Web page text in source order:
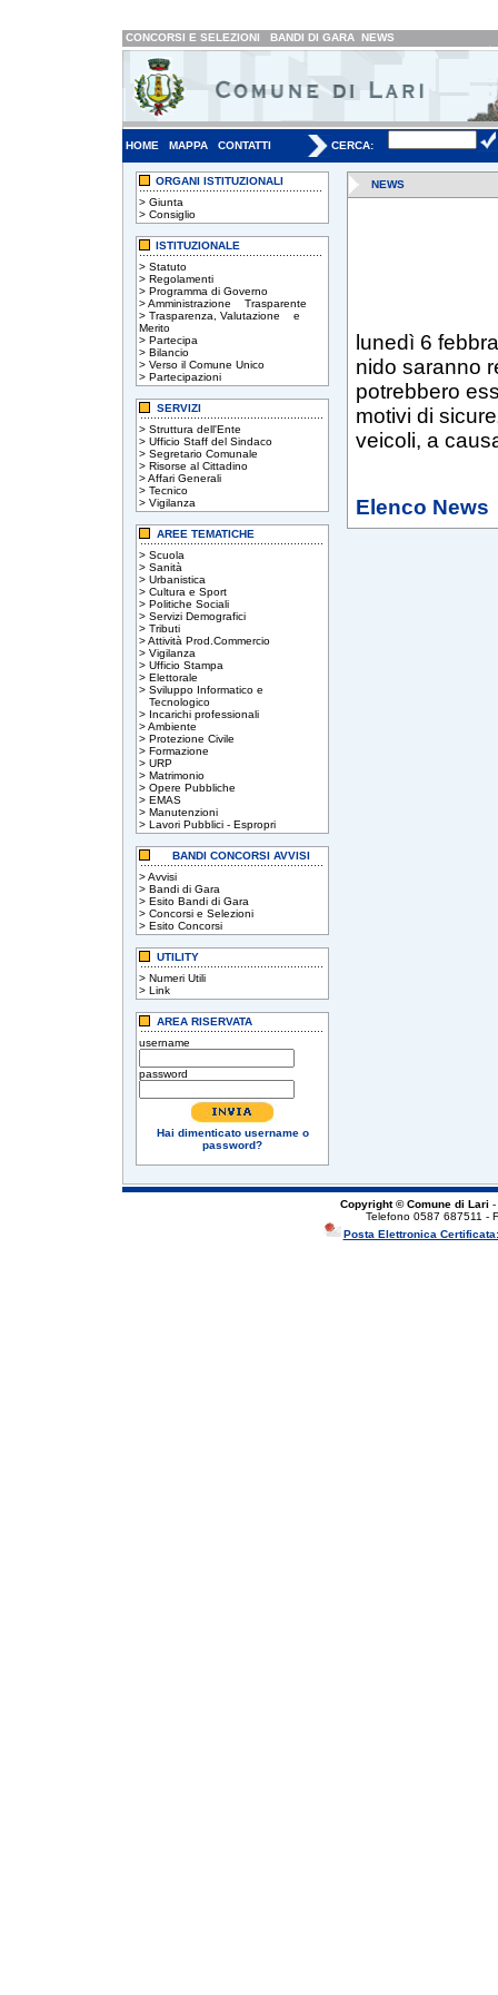
CONCORSI E SELEZIONI BANDI DI GARA NEWS
HOME MAPPA CONTATTI CERCA:
ORGANI ISTITUZIONALI
> Giunta
> Consiglio
ISTITUZIONALE
> Statuto
> Regolamenti
> Programma di Governo
>Amministrazione Trasparente
> Trasparenza, Valutazione e
Merito
> Partecipa
> Bilancio
> Verso il Comune Unico
> Partecipazioni
SERVIZI
> Struttura dell'Ente
> Ufficio Staff del Sindaco
> Segretario Comunale
> Risorse al Cittadino
>Affari Generali
> Tecnico
> Vigilanza
AREE TEMATICHE
> Scuola
> Sanità
> Urbanistica
> Cultura e Sport
> Politiche Sociali
> Servizi Demografici
> Tributi
>Attività Prod.Commercio
> Vigilanza
> Ufficio Stampa
> Elettorale
> Sviluppo Informatico e
Tecnologico
> Incarichi professionali
>Ambiente
> Protezione Civile
> Formazione
> URP
> Matrimonio
> Opere Pubbliche
> EMAS
> Manutenzioni
> Lavori Pubblici - Espropri
BANDI CONCORSI AVVISI
>Avvisi
> Bandi di Gara
> Esito Bandi di Gara
> Concorsi e Selezioni
> Esito Concorsi
UTILITY
> Numeri Utili
> Link
AREA RISERVATA
username
password
Hai dimenticato username o
password?
NEWS
lunedì 6
nido saranno
potrebbero
motivi di
veicoli, a
Elenco News
Copyright © Comune di Lari -
Telefono 0587 687511 -
Posta Elettronica Certificata: